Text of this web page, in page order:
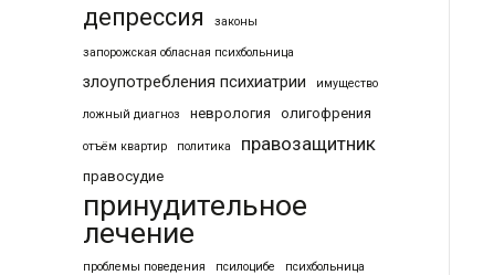
депрессия законы
запорожская обласная психбольница
злоупотребления психиатрии имущество
ложный диагноз неврология олигофрения
отъём квартир политика правозащитник
правосудие
принудительное
лечение
проблемы поведения псилоцибе психбольница